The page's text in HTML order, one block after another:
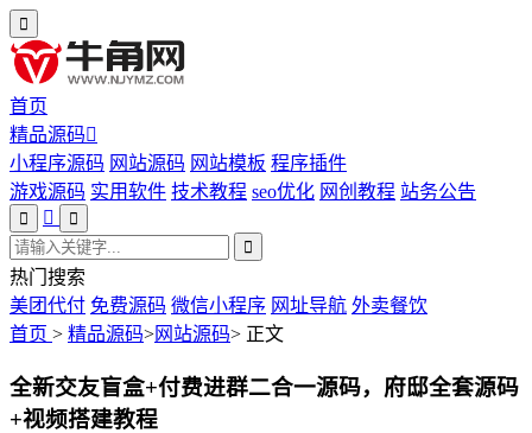
首页
精品源码
小程序源码 网站源码 网站模板 程序插件
游戏源码 实用软件 技术教程 seo优化 网创教程 站务公告
热门搜索
美团代付 免费源码 微信小程序 网址导航 外卖餐饮
首页 > 精品源码>网站源码> 正文
全新交友盲盒+付费进群二合一源码，府邸全套源码
+视频搭建教程